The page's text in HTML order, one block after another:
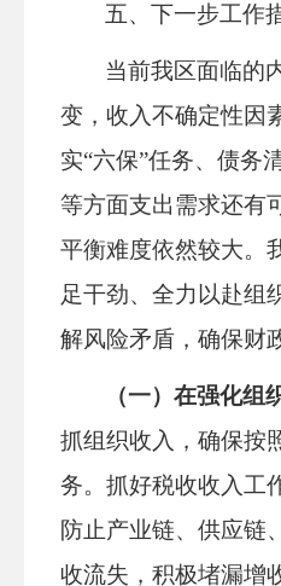
五、下一步工作
当前我区面临的
变，收入不确定性因
实“六保”任务、债务
等方面支出需求还有
平衡难度依然较大。
足干劲、全力以赴组
解风险矛盾，确保财
（一）在强化组
抓组织收入，确保按
务。抓好税收收入工
防止产业链、供应链
收流失，积极堵漏增